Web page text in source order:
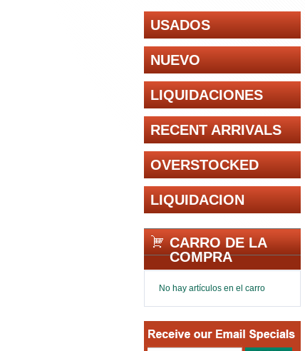
USADOS
NUEVO
LIQUIDACIONES
RECENT ARRIVALS
OVERSTOCKED
LIQUIDACION
CARRO DE LA
COMPRA
No hay artículos en el carro